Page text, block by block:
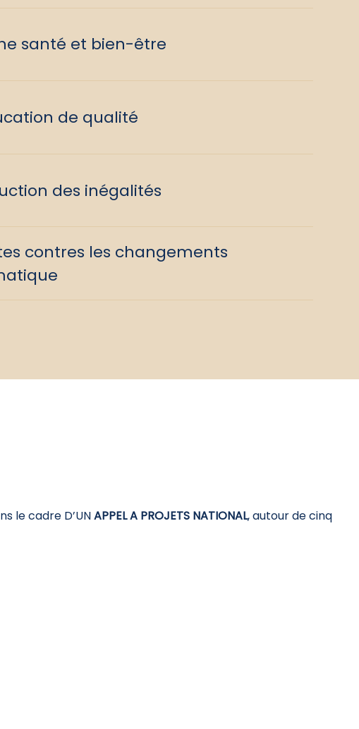
santé et bien-être
de qualité
des inégalités
contres les changements
le cadre D’UNAPPEL A PROJETS NATIONAL, autour de cinq